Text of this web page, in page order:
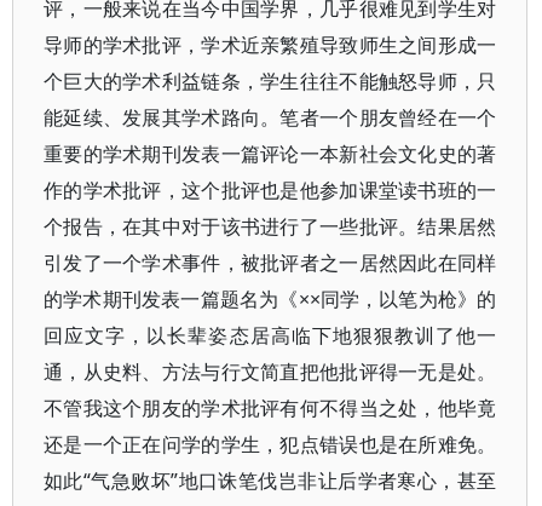
评，一般来说在当今中国学界，几乎很难见到学生对
导师的学术批评，学术近亲繁殖导致师生之间形成一
个巨大的学术利益链条，学生往往不能触怒导师，只
能延续、发展其学术路向。笔者一个朋友曾经在一个
重要的学术期刊发表一篇评论一本新社会文化史的著
作的学术批评，这个批评也是他参加课堂读书班的一
个报告，在其中对于该书进行了一些批评。结果居然
引发了一个学术事件，被批评者之一居然因此在同样
的学术期刊发表一篇题名为《××同学，以笔为枪》的
回应文字，以长辈姿态居高临下地狠狠教训了他一
通，从史料、方法与行文简直把他批评得一无是处。
不管我这个朋友的学术批评有何不得当之处，他毕竟
还是一个正在问学的学生，犯点错误也是在所难免。
如此“气急败坏”地口诛笔伐岂非让后学者寒心，甚至